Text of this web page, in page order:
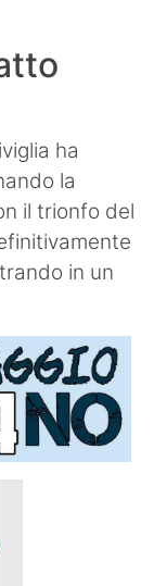
ha
la
il trionfo del
in un